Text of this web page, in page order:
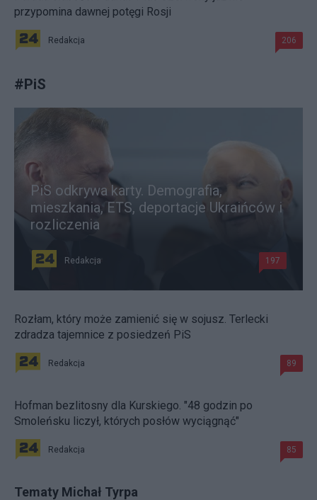
przypomina dawnej potęgi Rosji
Redakcja 206
#PiS
PiS odkrywa karty. Demografia,
mieszkania, ETS, deportacje Ukraińców i
rozliczenia
Redakcja 197
Rozłam, który może zamienić się w sojusz. Terlecki
zdradza tajemnice z posiedzeń PiS
Redakcja 89
Hofman bezlitosny dla Kurskiego. "48 godzin po
Smoleńsku liczył, których posłów wyciągnąć"
Redakcja 85
Tematy Michał Tyrpa